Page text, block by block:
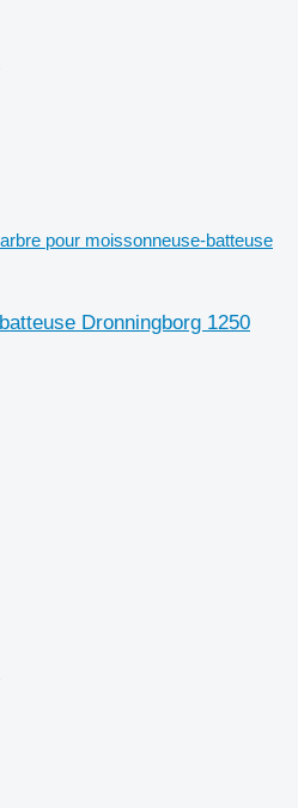
arbre pour moissonneuse-batteuse
Dronningborg 1250